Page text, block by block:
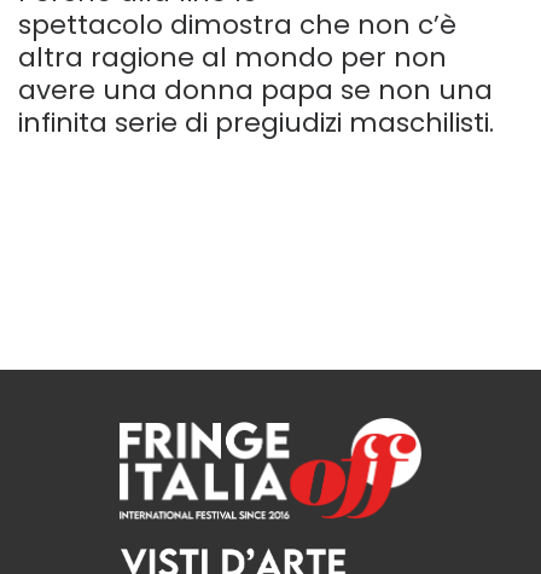
spettacolo dimostra che non c’è
altra ragione al mondo per non
avere una donna papa se non una
infinita serie di pregiudizi maschilisti.